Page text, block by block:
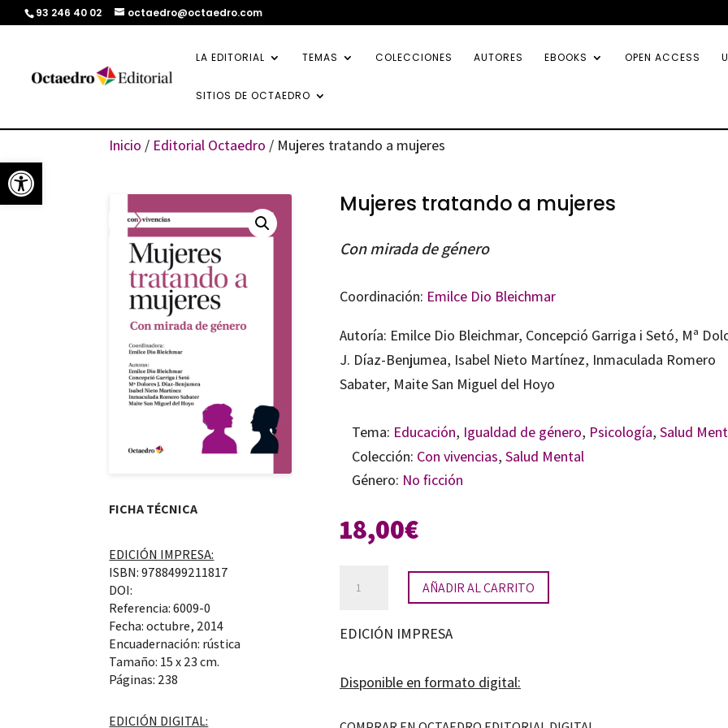
Abrir barra de herramientas
93 246 40 02 octaedro@octaedro.com
LA EDITORIAL TEMAS COLECCIONES AUTORES EBOOKS OPEN ACCESS
SITIOS DE OCTAEDRO
Inicio / Editorial Octaedro / Mujeres tratando a mujeres
FICHA TÉCNICA
EDICIÓN IMPRESA:
ISBN: 9788499211817
DOI:
Referencia: 6009-0
Fecha: octubre, 2014
Encuadernación: rústica
Tamaño: 15 x 23 cm.
Páginas: 238
EDICIÓN DIGITAL:
Mujeres tratando a mujeres
Con mirada de género
Coordinación: Emilce Dio Bleichmar
Autoría: Emilce Dio Bleichmar, Concepció Garriga i Setó, Mª
J. Díaz-Benjumea, Isabel Nieto Martínez, Inmaculada Romero
Sabater, Maite San Miguel del Hoyo
Tema: Educación, Igualdad de género, Psicología, Salud
Colección: Con vivencias, Salud Mental
Género: No ficción
18,00€
a
cantidad
AÑADIR AL CARRITO
EDICIÓN IMPRESA
Disponible en formato digital: